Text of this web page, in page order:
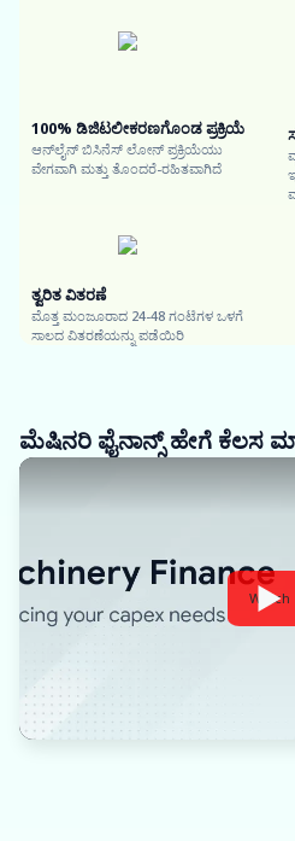
100% ಡಿಜಿಟಲೀಕರಣಗೊಂಡ ಪ್ರಕ್ರಿಯೆ
ಆನ್‌ಲೈನ್ ಬಿಸಿನೆಸ್ ಲೋನ್ ಪ್ರಕ್ರಿಯೆಯು
ವೇಗವಾಗಿ ಮತ್ತು ತೊಂದರೆ-ರಹಿತವಾಗಿದೆ
ತ್ವರಿತ ವಿತರಣೆ
ಮೊತ್ತ ಮಂಜೂರಾದ 24-48 ಗಂಟೆಗಳ ಒಳಗೆ
ಸಾಲದ ವಿತರಣೆಯನ್ನು ಪಡೆಯಿರಿ
ಮೆಷಿನರಿ ಫೈನಾನ್ಸ್ ಹೇಗೆ ಕೆಲಸ
Watch